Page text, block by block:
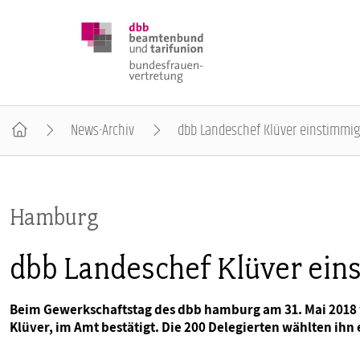
BUNDESTAGSWAHL 2025
POSITIONEN
SCHWERPUNKTTHEMEN
News-Archiv dbb Landeschef Klüver
Hamburg
dbb Landeschef Klüver
Beim Gewerkschaftstag des dbb hamburg am 31. Mai
Klüver, im Amt bestätigt. Die 200 Delegierten wählten